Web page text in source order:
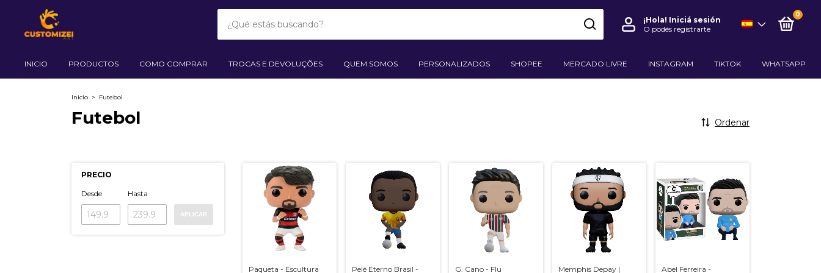
¡Hola! Iniciá sesión
O podés registrarte
0
INICIO PRODUCTOS COMO COMPRAR TROCAS E DEVOLUÇÕES QUEM SOMOS PERSONALIZADOS SHOPEE MERCADO LIVRE INSTAGRAM TIKTOK WHATSAPP
Inicio > Futebol
Futebol Ordenar
PRECIO
Desde Hasta
APLICAR
Paqueta - Escultura
Pelé Eterno Brasil -
G. Cano - Flu
Memphis Depay |
Abel Ferreira -